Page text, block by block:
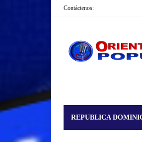
Contáctenos:
REPUBLICA